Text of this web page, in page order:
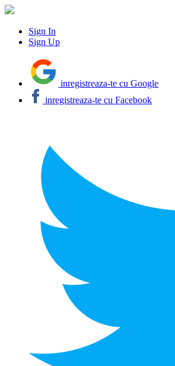
Sign In
Sign Up
inregistreaza-te cu Google
inregistreaza-te cu Facebook